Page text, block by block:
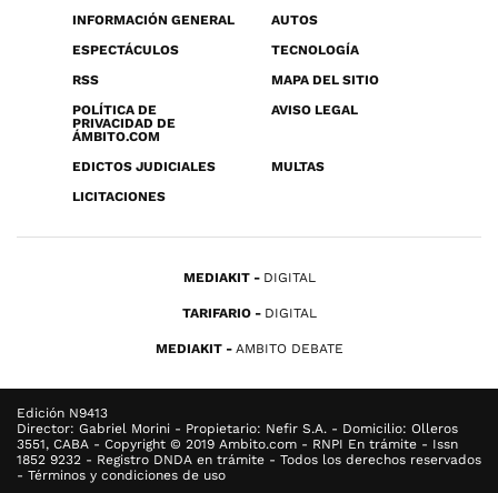
INFORMACIÓN GENERAL
AUTOS
ESPECTÁCULOS
TECNOLOGÍA
RSS
MAPA DEL SITIO
POLÍTICA DE
PRIVACIDAD DE
ÁMBITO.COM
AVISO LEGAL
EDICTOS JUDICIALES
MULTAS
LICITACIONES
MEDIAKIT DIGITAL
TARIFARIO DIGITAL
MEDIAKIT AMBITO DEBATE
Edición N9413
Director: Gabriel Morini - Propietario: Nefir S.A. - Domicilio: Olleros
3551, CABA - Copyright © 2019 Ambito.com - RNPI En trámite - Issn
1852 9232 - Registro DNDA en trámite - Todos los derechos reservados
- Términos y condiciones de uso